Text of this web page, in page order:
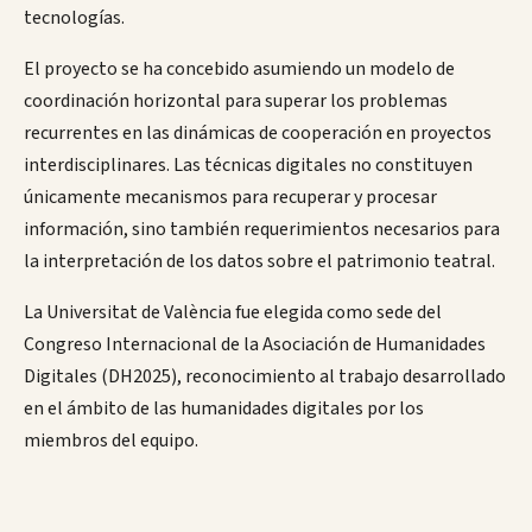
tecnologías.
El proyecto se ha concebido asumiendo un modelo de
coordinación horizontal para superar los problemas
recurrentes en las dinámicas de cooperación en proyectos
interdisciplinares. Las técnicas digitales no constituyen
únicamente mecanismos para recuperar y procesar
información, sino también requerimientos necesarios para
la interpretación de los datos sobre el patrimonio teatral.
La Universitat de València fue elegida como sede del
Congreso Internacional de la Asociación de Humanidades
Digitales (DH2025), reconocimiento al trabajo desarrollado
en el ámbito de las humanidades digitales por los
miembros del equipo.